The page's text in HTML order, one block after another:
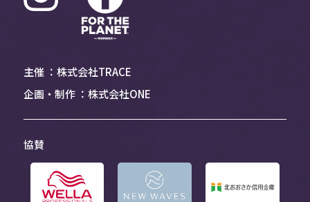
主催 ：株式会社TRACE
企画・制作 ：株式会社ONE
協賛